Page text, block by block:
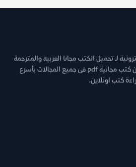
لـ تحميل الكتب مجانا العربية والمترجمة
والروايات والقصص وغيرها من كتب مجانية pdf فى جميع المجالات بأسرع
كتب اونلاين.